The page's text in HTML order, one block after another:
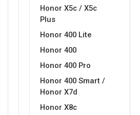
Honor X5c / X5c
Plus
Honor 400 Lite
Honor 400
Honor 400 Pro
Honor 400 Smart /
Honor X7d
Honor X8c
Gym
Univerzalno kaljeno staklo
Preklopne maskice